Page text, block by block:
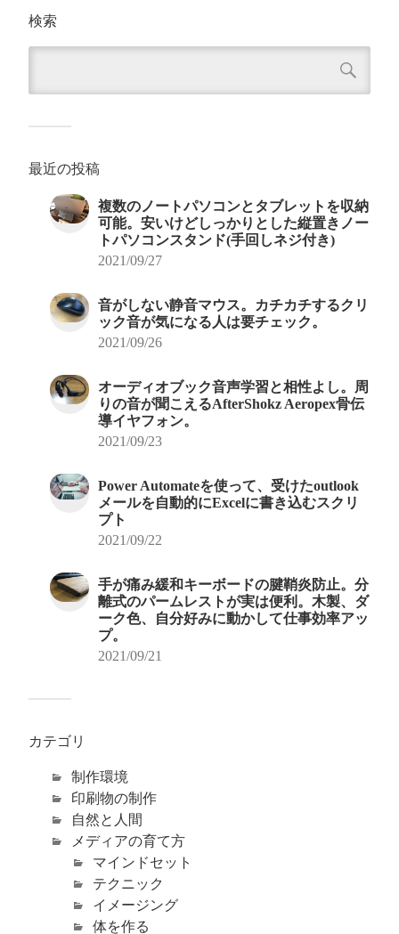
検索
最近の投稿
複数のノートパソコンとタブレットを収納
可能。安いけどしっかりとした縦置きノー
トパソコンスタンド(手回しネジ付き)
2021/09/27
音がしない静音マウス。カチカチするクリ
ック音が気になる人は要チェック。
2021/09/26
オーディオブック音声学習と相性よし。周
りの音が聞こえるAfterShokz Aeropex骨伝
導イヤフォン。
2021/09/23
Power Automateを使って、受けたoutlook
メールを自動的にExcelに書き込むスクリ
プト
2021/09/22
手が痛み緩和キーボードの腱鞘炎防止。分
離式のパームレストが実は便利。木製、ダ
ーク色、自分好みに動かして仕事効率アッ
プ。
2021/09/21
カテゴリ
制作環境
印刷物の制作
自然と人間
メディアの育て方
マインドセット
テクニック
イメージング
体を作る